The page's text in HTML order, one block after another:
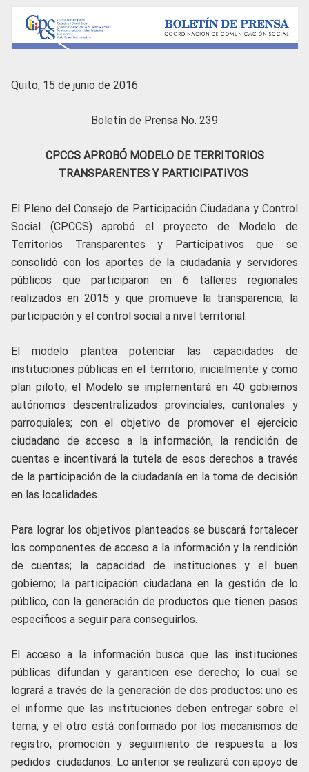
Quito, 15 de junio de 2016
Boletín de Prensa No. 239
CPCCS APROBÓ MODELO DE TERRITORIOS
TRANSPARENTES Y PARTICIPATIVOS
El Pleno del Consejo de Participación Ciudadana y Control
Social (CPCCS) aprobó el proyecto de Modelo de
Territorios Transparentes y Participativos que se
consolidó con los aportes de la ciudadanía y servidores
públicos que participaron en 6 talleres regionales
realizados en 2015 y que promueve la transparencia, la
participación y el control social a nivel territorial.
El modelo plantea potenciar las capacidades de
instituciones públicas en el territorio, inicialmente y como
plan piloto, el Modelo se implementará en 40 gobiernos
autónomos descentralizados provinciales, cantonales y
parroquiales; con el objetivo de promover el ejercicio
ciudadano de acceso a la información, la rendición de
cuentas e incentivará la tutela de esos derechos a través
de la participación de la ciudadanía en la toma de decisión
en las localidades.
Para lograr los objetivos planteados se buscará fortalecer
los componentes de acceso a la información y la rendición
de cuentas; la capacidad de instituciones y el buen
gobierno; la participación ciudadana en la gestión de lo
público, con la generación de productos que tienen pasos
específicos a seguir para conseguirlos.
El acceso a la información busca que las instituciones
públicas difundan y garanticen ese derecho; lo cual se
logrará a través de la generación de dos productos: uno es
el informe que las instituciones deben entregar sobre el
tema; y el otro está conformado por los mecanismos de
registro, promoción y seguimiento de respuesta a los
pedidos ciudadanos. Lo anterior se realizará con apoyo de